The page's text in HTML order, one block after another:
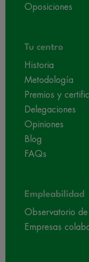
Oposiciones
Tu centro
Historia
Metodología
Premios y
Delegaciones
Opiniones
Blog
FAQs
Empleabilidad
Observatorio de
Empresas